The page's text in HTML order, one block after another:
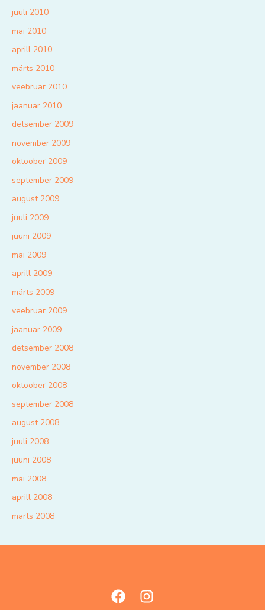
juuli 2010
mai 2010
aprill 2010
märts 2010
veebruar 2010
jaanuar 2010
detsember 2009
november 2009
oktoober 2009
september 2009
august 2009
juuli 2009
juuni 2009
mai 2009
aprill 2009
märts 2009
veebruar 2009
jaanuar 2009
detsember 2008
november 2008
oktoober 2008
september 2008
august 2008
juuli 2008
juuni 2008
mai 2008
aprill 2008
märts 2008